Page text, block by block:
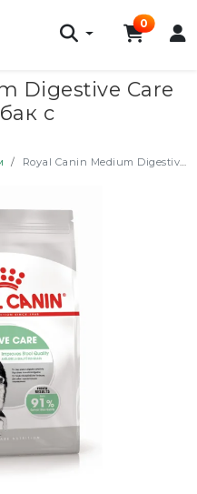
0
Digestive Care
с
Royal Canin Medium Digestive Care сухой корм для собак с чувствительной пищеварительной системой - 12 кг